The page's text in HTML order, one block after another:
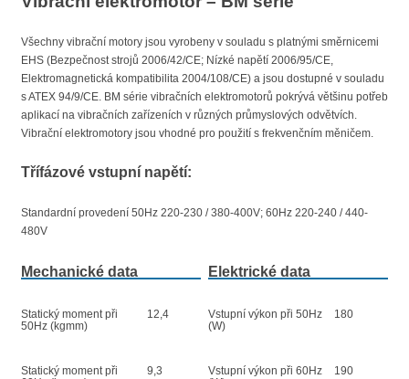
Všechny vibrační motory jsou vyrobeny v souladu s platnými směrnicemi
EHS (Bezpečnost strojů 2006/42/CE; Nízké napětí 2006/95/CE,
Elektromagnetická kompatibilita 2004/108/CE) a jsou dostupné v souladu
s ATEX 94/9/CE. BM série vibračních elektromotorů pokrývá většinu potřeb
aplikací na vibračních zařízeních v různých průmyslových odvětvích.
Vibrační elektromotory jsou vhodné pro použití s ​​frekvenčním měničem.
Třífázové vstupní napětí:
Standardní provedení 50Hz 220-230 / 380-400V; 60Hz 220-240 / 440-
480V
Mechanické data
Statický moment při
50Hz (kgmm)
12,4
Statický moment při
9,3
Elektrické data
Vstupní výkon při 50Hz
(W)
180
Vstupní výkon při 60Hz
190